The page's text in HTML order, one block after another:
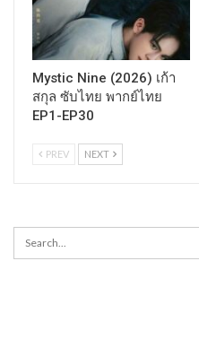
Mystic Nine (2026) เก้า
สกุล ซับไทย พากย์ไทย
EP1-EP30
PREV NEXT